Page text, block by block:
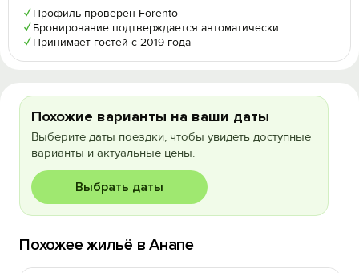
✓ Профиль проверен Forento
✓ Бронирование подтверждается автоматически
✓ Принимает гостей с 2019 года
Похожие варианты на ваши даты
Выберите даты поездки, чтобы увидеть доступные
варианты и актуальные цены.
Выбрать даты
Похожее жильё в Анапе